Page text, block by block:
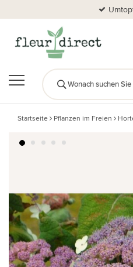
Startseite Pflanzen im Freien